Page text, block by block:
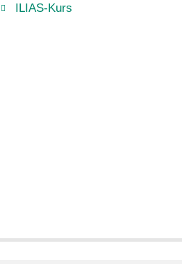
ILIAS-Kurs